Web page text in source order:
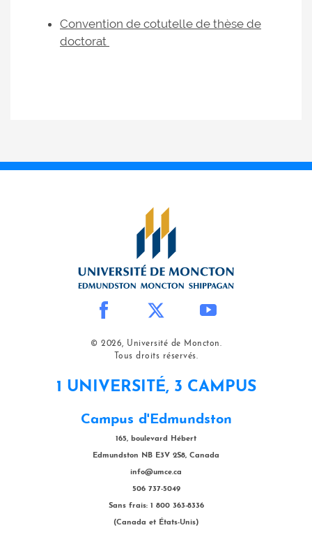
Convention de cotutelle de thèse de
doctorat
© 2026, Université de Moncton.
Tous droits réservés.
1 UNIVERSITÉ, 3 CAMPUS
Campus d'Edmundston
165, boulevard Hébert
Edmundston NB E3V 2S8, Canada
info@umce.ca
506 737-5049
Sans frais: 1 800 363-8336
(Canada et États-Unis)